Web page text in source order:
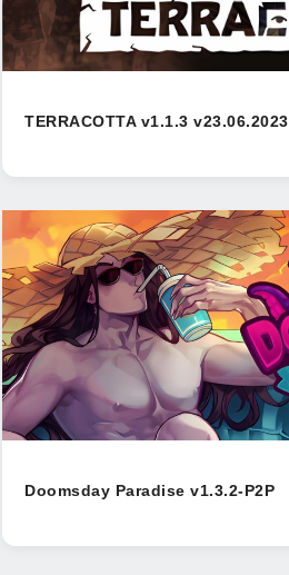
TERRACOTTA v1.1.3 v23.06.2023
Doomsday Paradise v1.3.2-P2P